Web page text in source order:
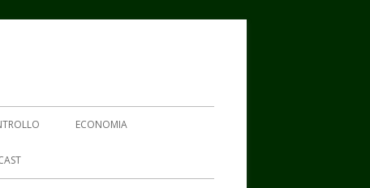
ECONOMIA